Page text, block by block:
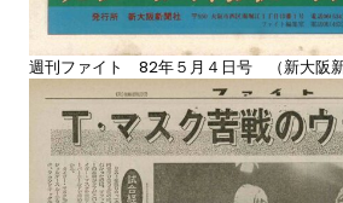
週刊ファイト 82年５月４日号 （新大阪新